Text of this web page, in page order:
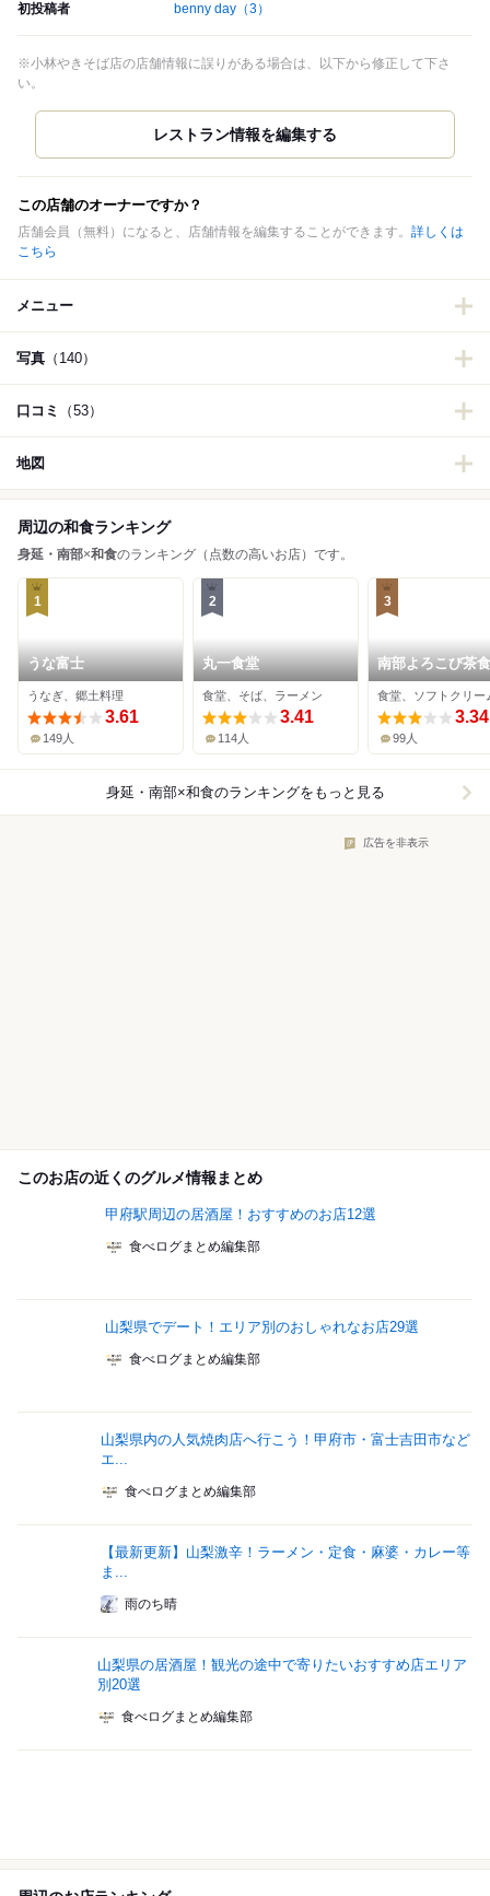
初投稿者 benny day （3）
※小林やきそば店の店舗情報に誤りがある場合は、以下から修正して下さ
い。
この店舗のオーナーですか？
店舗会員（無料）になると、店舗情報を編集することができます。 詳しくは
こちら
メニュー
写真 （140）
口コミ （53）
地図
周辺の和食ランキング
身延・南部×和食のランキング（点数の高いお店）です。
1
うな富士
うなぎ、郷土料理
3.61
149人
2
丸一食堂
食堂、そば、ラーメン
3.41
114人
3
南部よろこび茶
3.34
99人
身延・南部×和食のランキングをもっと見る
広告を非表示
このお店の近くのグルメ情報まとめ
甲府駅周辺の居酒屋！おすすめのお店12選
食べログまとめ編集部
山梨県でデート！エリア別のおしゃれなお店29選
食べログまとめ編集部
山梨県内の人気焼肉店へ行こう！甲府市・富士吉田市など
エ...
食べログまとめ編集部
【最新更新】山梨激辛！ラーメン・定食・麻婆・カレー等
ま...
雨のち晴
山梨県の居酒屋！観光の途中で寄りたいおすすめ店エリア
別20選
食べログまとめ編集部